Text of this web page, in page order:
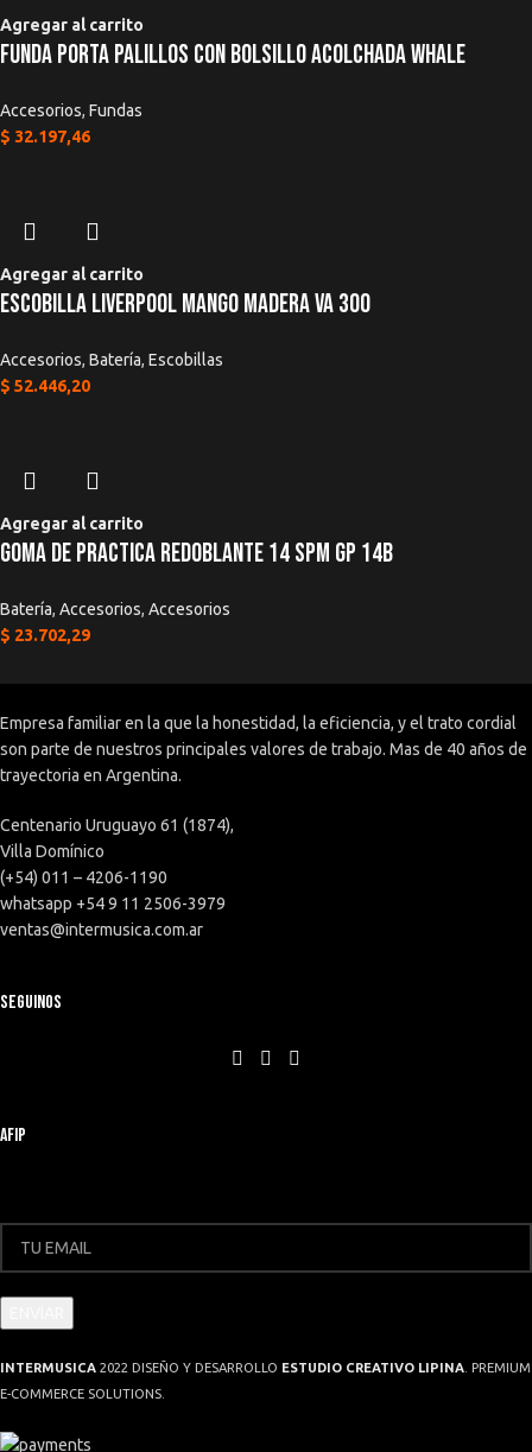
Agregar al carrito
Funda Porta Palillos Con Bolsillo Acolchada WHALE
Accesorios, Fundas
$ 32.197,46
Agregar al carrito
Escobilla Liverpool Mango Madera Va 300
Accesorios, Batería, Escobillas
$ 52.446,20
Agregar al carrito
Goma De Practica Redoblante 14 SPM GP 14b
Batería, Accesorios, Accesorios
$ 23.702,29
Empresa familiar en la que la honestidad, la eficiencia, y el trato cordial
son parte de nuestros principales valores de trabajo. Mas de 40 años de
trayectoria en Argentina.
Centenario Uruguayo 61 (1874),
Villa Domínico
(+54) 011 – 4206-1190
whatsapp +54 9 11 2506-3979
ventas@intermusica.com.ar
SEGUINOS
AFIP
INTERMUSICA 2022 DISEÑO Y DESARROLLO ESTUDIO CREATIVO LIPINA. PREMIUM
E-COMMERCE SOLUTIONS.